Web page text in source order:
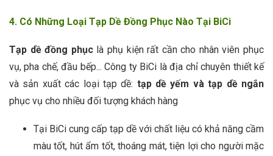
4. Có Những Loại Tạp Dề Đồng Phục Nào Tại BiCi
Tạp dề đồng phụclà phụ kiện rất cần cho nhân viên phục
vụ, pha chế, đầu bếp... Công ty BiCi là địa chỉ chuyên thiết kế
và sản xuất các loại tạp dề: tạp dề yếm và tạp dề ngắn
phục vụ cho nhiều đối tượng khách hàng
Tại BiCi cung cấp tạp dề với chất liệu có khả năng cầm
màu tốt, hút ẩm tốt, thoáng mát, tiện lợi cho người mặc